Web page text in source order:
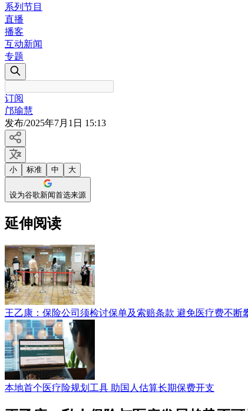
系列节目
直播
播客
互动新闻
专题
订阅
邝瑜慧
发布/2025年7月1日 15:13
小 标准 中 大
设为谷歌新闻首选来源
延伸阅读
王乙康：保险公司须检讨保单及索赔条款 避免医疗费不断
本地首个医疗险规划工具 助国人估算长期保费开支